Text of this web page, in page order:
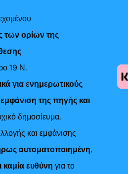
των ορίων της
19 Ν.
για ενημερωτικούς
εμφάνιση της πηγής και
δημοσίευμα.
και εμφάνισης
αυτοματοποιημένη,
καμία ευθύνη για το